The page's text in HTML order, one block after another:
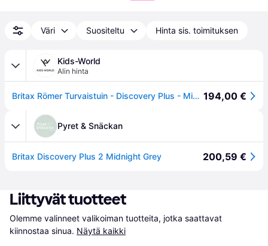
Väri Suositeltu Hinta sis. toimituksen
Kids-World
Alin hinta
Britax Römer Turvaistuin - Discovery Plus - Midnight Grey - Britax Römer - OneSize - Turvaistuimet 194,00 €
Pyret & Snäckan
Britax Discovery Plus 2 Midnight Grey 200,59 €
Liittyvät tuotteet
Olemme valinneet valikoiman tuotteita, jotka saattavat
kiinnostaa sinua. Näytä kaikki